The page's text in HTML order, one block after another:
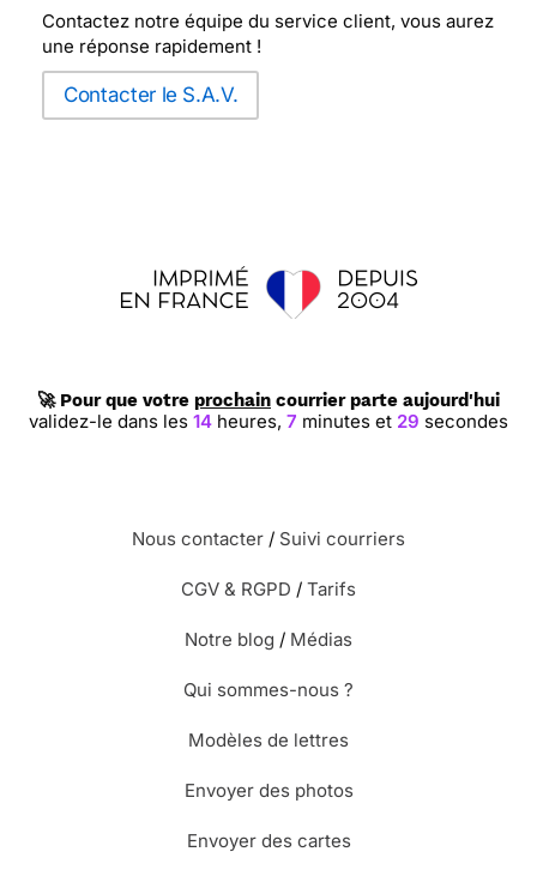
Contactez notre équipe du service client, vous aurez
une réponse rapidement !
Contacter le S.A.V.
🚀 Pour que votre prochain courrier parte aujourd'hui
validez-le dans les 14 heures, 7 minutes et 28 secondes
Nous contacter / Suivi courriers
CGV & RGPD / Tarifs
Notre blog / Médias
Qui sommes-nous ?
Modèles de lettres
Envoyer des photos
Envoyer des cartes